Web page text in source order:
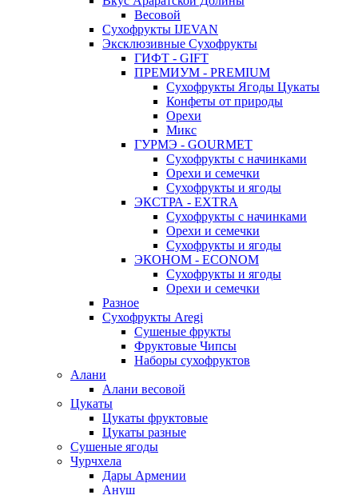
Весовой
Сухофрукты IJEVAN
Эксклюзивные Сухофрукты
ГИФТ - GIFT
ПРЕМИУМ - PREMIUM
Сухофрукты Ягоды Цукаты
Конфеты от природы
Орехи
Микс
ГУРМЭ - GOURMET
Сухофрукты с начинками
Орехи и семечки
Сухофрукты и ягоды
ЭКСТРА - EXTRA
Сухофрукты с начинками
Орехи и семечки
Сухофрукты и ягоды
ЭКОНОМ - ECONOM
Сухофрукты и ягоды
Орехи и семечки
Разное
Сухофрукты Aregi
Сушеные фрукты
Фруктовые Чипсы
Наборы сухофруктов
Алани
Алани весовой
Цукаты
Цукаты фруктовые
Цукаты разные
Сушеные ягоды
Чурчхела
Дары Армении
Ануш